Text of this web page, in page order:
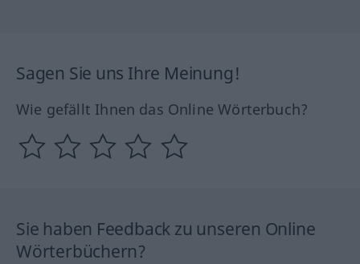
Sagen Sie uns Ihre Meinung!
Wie gefällt Ihnen das Online Wörterbuch?
Sie haben Feedback zu unseren Online
Wörterbüchern?